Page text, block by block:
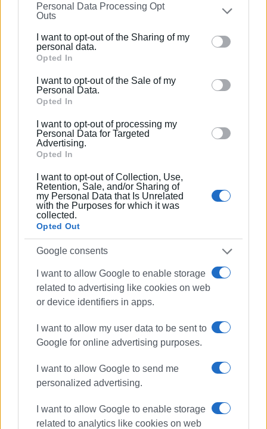
on theIAB’s List of Downstream Participants
that may
further disclose it to other third parties.
Please note that this website/app uses one or more
Google services and may gather and store information
behaviour. You may click to grant or deny consent to
Google and its third-party tags to use your data for
section.
Personal Data Processing Opt
Outs
I want to opt-out of the Sharing of my
personal data.
Opted In
I want to opt-out of the Sale of my
Personal Data.
Opted In
I want to opt-out of processing my
Personal Data for Targeted
Advertising.
Opted In
I want to opt-out of Collection, Use,
Retention, Sale, and/or Sharing of
my Personal Data that Is Unrelated
with the Purposes for which it was
collected.
Opted Out
Google consents
I want to allow Google to enable storage
related to advertising like cookies on web
or device identifiers in apps.
I want to allow my user data to be sent to
Google for online advertising purposes.
I want to allow Google to send me
personalized advertising.
I want to allow Google to enable storage
related to analytics like cookies on web
ώστε να περιφρουρήσουμε τα στοιχεία του πολιτισμού
που θα ακολουθήσουν
Εμφανίσεις: 76
Ακολουθήστε το enimerosi στο
Συνδρομητές στο e-paper